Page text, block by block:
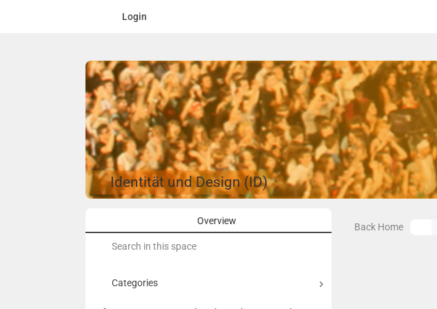
Login
Identität und Design (ID)
Overview
Categories
Back Home